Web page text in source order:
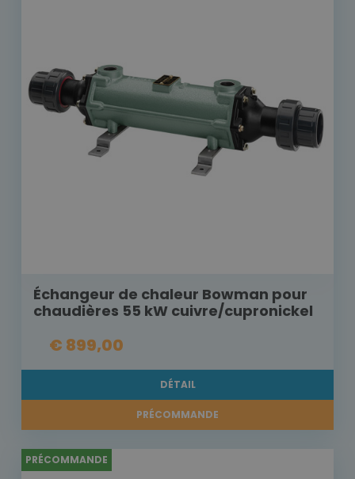
Échangeur de chaleur Bowman pour
chaudières 55 kW cuivre/cupronickel
€ 899,00
DÉTAIL
PRÉCOMMANDE
PRÉCOMMANDE